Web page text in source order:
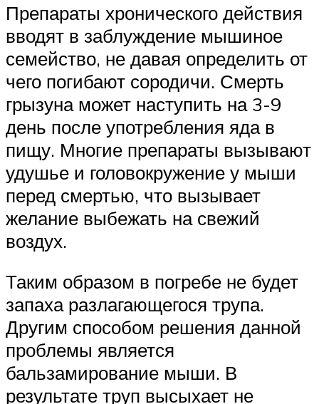
Препараты хронического действия
вводят в заблуждение мышиное
семейство, не давая определить от
чего погибают сородичи. Смерть
грызуна может наступить на 3-9
день после употребления яда в
пищу. Многие препараты вызывают
удушье и головокружение у мыши
перед смертью, что вызывает
желание выбежать на свежий
воздух.
Таким образом в погребе не будет
запаха разлагающегося трупа.
Другим способом решения данной
проблемы является
бальзамирование мыши. В
результате труп высыхает не